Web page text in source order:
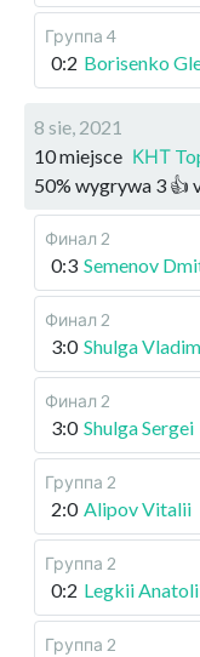
Группа 4
0:2 Borisenko
8 sie, 2021
10 miejsce КНТ
50% wygrywa 3 👍
Финал 2
0:3 Semenov
Финал 2
3:0 Shulga
Финал 2
3:0 Shulga Sergei
Группа 2
2:0 Alipov Vitalii
Группа 2
0:2 Legkii
Группа 2